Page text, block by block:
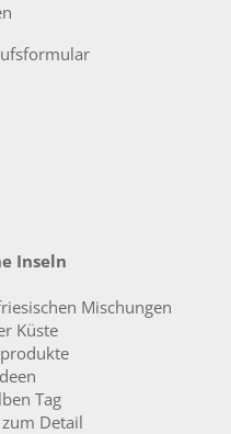
Inseln
Mischungen
Küste
Tag
Detail